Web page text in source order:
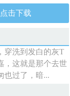
点击下载
穿洗到发白的灰T
这就是那个去世
过了，暗...